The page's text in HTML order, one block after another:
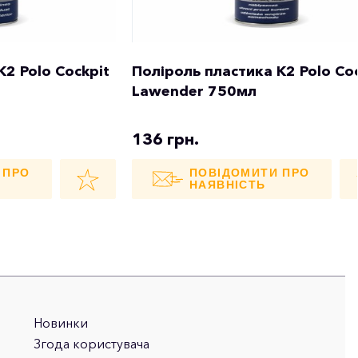
Polo Cockpit
Поліроль пластика K2 Polo
Lawender 750мл
136 грн.
ПОВІДОМИТИ ПРО
НАЯВНІСТЬ
Новинки
Згода користувача